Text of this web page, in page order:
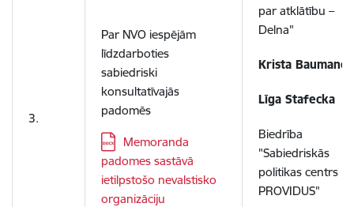
3.
Par NVO iespējām
līdzdarboties
sabiedriski
konsultatīvajās
padomēs
Lejupielādēt:
Memoranda
padomes sastāvā
ietilpstošo nevalstisko
organizāciju
par atklātību –
Delna"
Krista Baumane
Līga Stafecka
Biedrība
"Sabiedriskās
politikas centrs
PROVIDUS"